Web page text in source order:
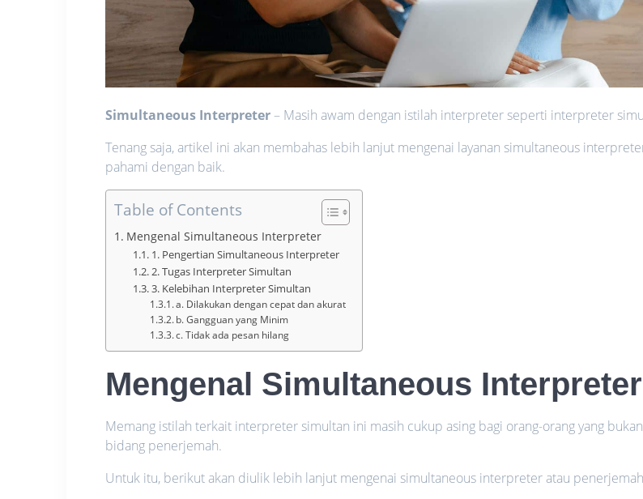
Simultaneous Interpreter– Masih awam dengan istilah interpreter seperti interpreter
Tenang saja, artikel ini akan membahas lebih lanjut mengenai layanan simultaneous
pahami dengan baik.
Table of Contents
Mengenal Simultaneous Interpreter
1. Pengertian Simultaneous Interpreter
2. Tugas Interpreter Simultan
3. Kelebihan Interpreter Simultan
a. Dilakukan dengan cepat dan akurat
b. Gangguan yang Minim
c. Tidak ada pesan hilang
Mengenal Simultaneous Interpreter
Memang istilah terkait interpreter simultan ini masih cukup asing bagi orang-orang yang
bidang penerjemah.
Untuk itu, berikut akan diulik lebih lanjut mengenai simultaneous interpreter atau